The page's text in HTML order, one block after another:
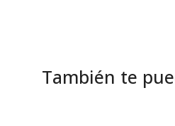
También te